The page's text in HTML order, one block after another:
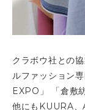
クラボウ社との
ルファッション
EXPO」 「倉敷
他にもKUURA